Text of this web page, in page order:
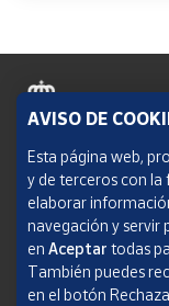
Política de cookies
Aviso legal
Condiciones del
Política de
AVISO DE
Esta página web,
y de terceros con la
elaborar
navegación y servir
en Aceptar todas
También puedes
en el botón